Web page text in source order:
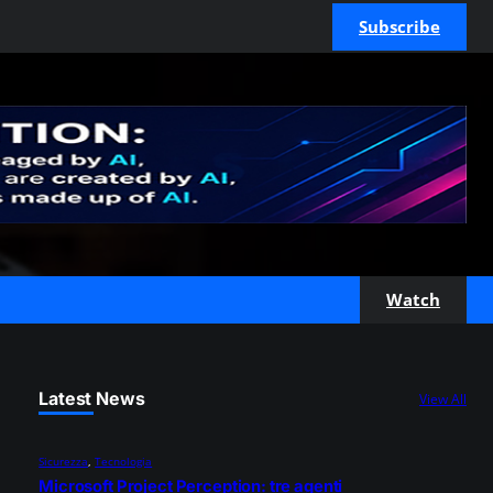
Subscribe
Watch
Latest News View All
Sicurezza , Tecnologia
Microsoft Project Perception: tre agenti